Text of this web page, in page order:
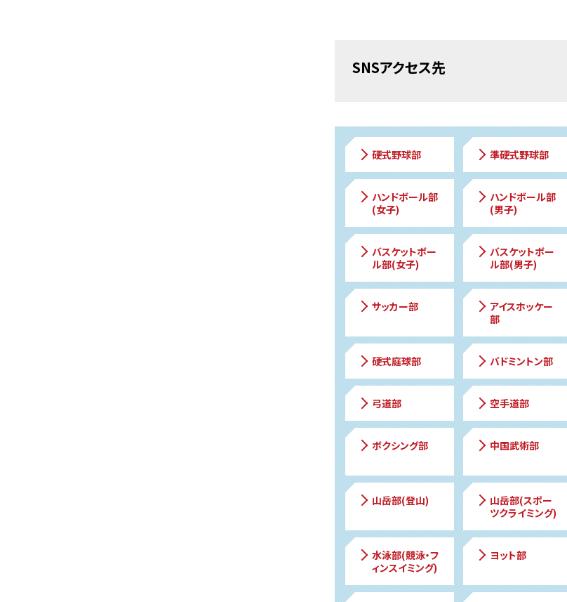
SNSアクセス先
硬式野球部 準硬式野球部
ハンドボール部
(女子)
ハンドボール部
(男子)
バスケットボー
ル部(女子)
バスケットボー
ル部(男子)
サッカー部
アイスホッケー
部
硬式庭球部 バドミントン部
弓道部 空手道部
ボクシング部 中国武術部
山岳部(登山)
山岳部(スポー
ツクライミング)
水泳部(競泳・フ
ィンスイミング)
ヨット部